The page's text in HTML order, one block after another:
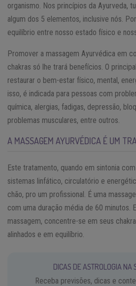
organismo. Nos princípios da Ayurveda,
algum dos 5 elementos, inclusive nós.
equilíbrio entre nosso estado físico e
Promover a massagem Ayurvédica em
chakras só lhe trará benefícios. O
restaurar o bem-estar físico, mental,
isso, é indicada para pessoas com
química, alergias, fadigas, depressão,
problemas musculares, entre outros.
A MASSAGEM AYURVÉDICA É UM
Este tratamento, quando em sintonia
sistemas linfático, circulatório e
chão, pro um profissional. É uma
com uma duração média de 60 minutos.
massagem, concentre-se em seus
alinhados e em equilíbrio.
DICAS DE ASTROLOGIA NA
Receba previsões, dicas e